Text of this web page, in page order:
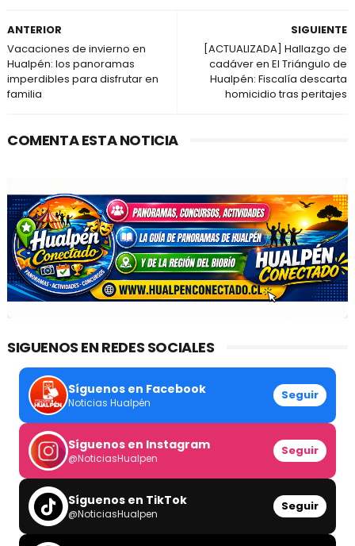
SIGUIENTE
[ACTUALIZADA] Hallazgo de
cadáver en El Triángulo de
Hualpén: Fiscalía descarta
homicidio tras peritajes
ANTERIOR
Vacaciones de invierno en
Hualpén: los panoramas
imperdibles para disfrutar en
familia
COMENTA ESTA NOTICIA
SIGUENOS EN REDES SOCIALES
Síguenos en Facebook
Noticias Hualpén Seguir
Síguenos en Instagram
@NoticiasHualpen Seguir
Síguenos en TikTok
@NoticiasHualpen Seguir